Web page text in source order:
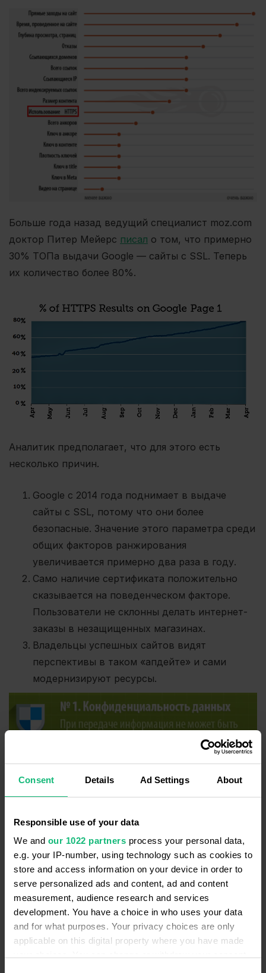
Consent Details Ad Settings About
Responsible use of your data
We and our 1022 partners process your personal data,
e.g. your IP-number, using technology such as cookies to
store and access information on your device in order to
serve personalized ads and content, ad and content
measurement, audience research and services
development. You have a choice in who uses your data
and for what purposes. Your privacy choices are only
applicable on this digital property where you have made
Больше года назад ведущий специалист moz.com
доктор Питер Мейерс писал о том, что примерно
30% ТОПа выдачи Google — сайты с SSL. Теперь
их количество более 80%.
Аналитик предполагает, что для этого есть
несколько причин.
Google с 2014 года поднимает в выдаче
сайты с SSL, потому что они более
безопасные. Значение этого параметра среди
общих факторов ранжирования
увеличивается примерно два раза в году.
Само наличие сертификата положительно
сказывается на поведенческом факторе.
Пользователи не склонны делать интернет-
заказы в незащищенных магазинах.
Владельцы успешных сайтов видят
перспективы в таком «апдейте» и сами
модернизируют ресурсы.
Плюсы SSL-сертификатов
В важности SSL-сертификата и работы сайта